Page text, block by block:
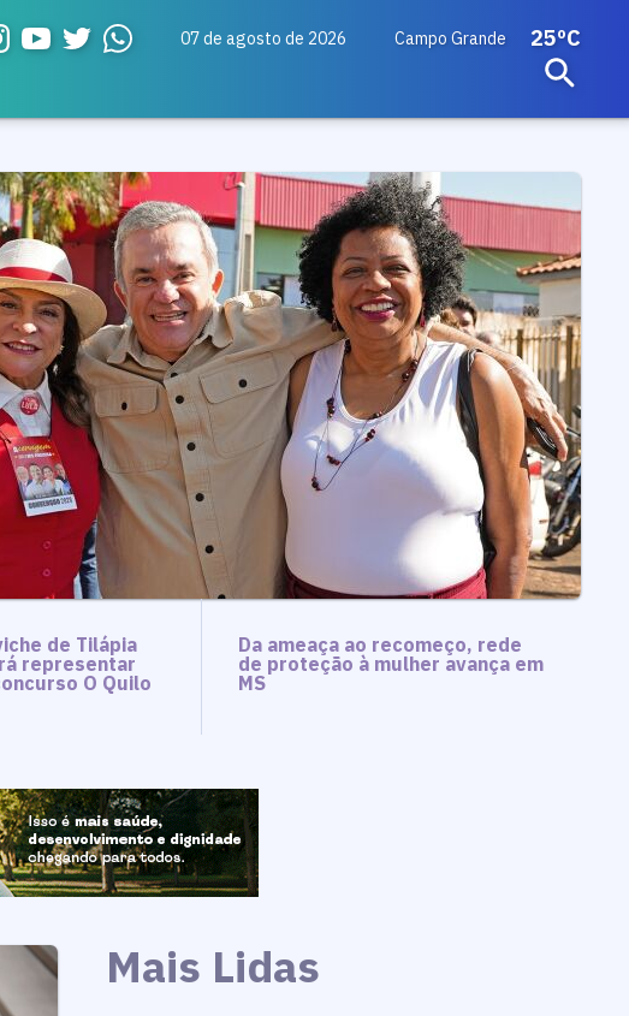
07 de agosto de 2026 Campo Grande 25ºC
de Tilápia
representar
O Quilo
Da ameaça ao recomeço, rede
de proteção à mulher avança em
MS
Mais Lidas